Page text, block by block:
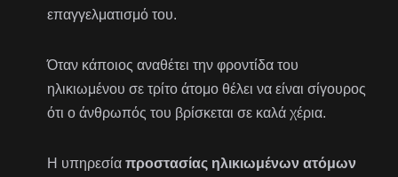
επαγγελματισμό του.
Όταν κάποιος αναθέτει την φροντίδα του
ηλικιωμένου σε τρίτο άτομο θέλει να είναι σίγουρος
ότι ο άνθρωπός του βρίσκεται σε καλά χέρια.
Η υπηρεσίαπροστασίας ηλικιωμένων ατόμων